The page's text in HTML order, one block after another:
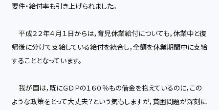
要件・給付率も引き上げられました。
平成２２年４月１日からは，育児休業給付についても，休業中と復
帰後に分けて支給している給付を統合し，全額を休業期間中に支給
することとなっています。
我が国は，既にＧＤＰの１６０％もの借金を抱えているのに，この
ような政策をとって大丈夫？という気もしますが，貧困問題が深刻に